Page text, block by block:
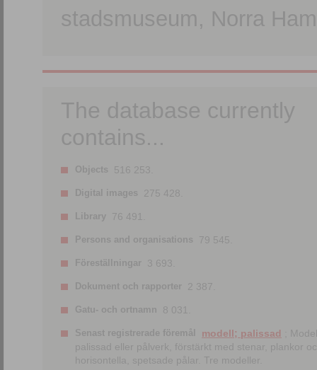
stadsmuseum, Norra
The database currently
contains...
Objects 516 253.
Digital images 275 428.
Library 76 491.
Persons and organisations 79 545.
Föreställningar 3 693.
Dokument och rapporter 2 387.
Gatu- och ortnamn 8 031.
Senast registrerade föremål modell; palissad
;
palissad eller pålverk, förstärkt med stenar, plankor
horisontella, spetsade pålar. Tre modeller.